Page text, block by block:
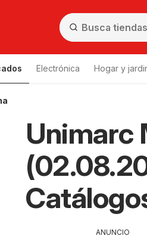
Electrónica Hogar y
Unimarc
ANUNCIO